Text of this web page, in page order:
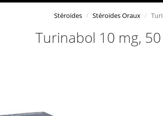
Stéroïdes Stéroïdes Oraux
Turinabol 10 mg,